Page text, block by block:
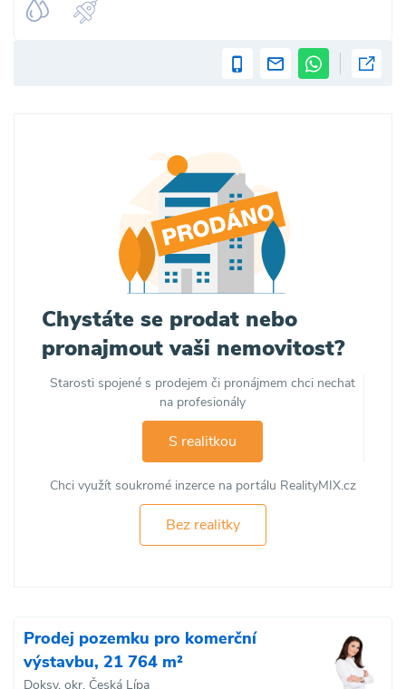
Chystáte se prodat nebo
pronajmout vaši nemovitost?
Starosti spojené s prodejem či pronájmem chci nechat
na profesionály
S realitkou
Chci využít soukromé inzerce na portálu RealityMIX.cz
Bez realitky
Prodej pozemku pro komerční
výstavbu, 21 764 m²
Doksy, okr. Česká Lípa